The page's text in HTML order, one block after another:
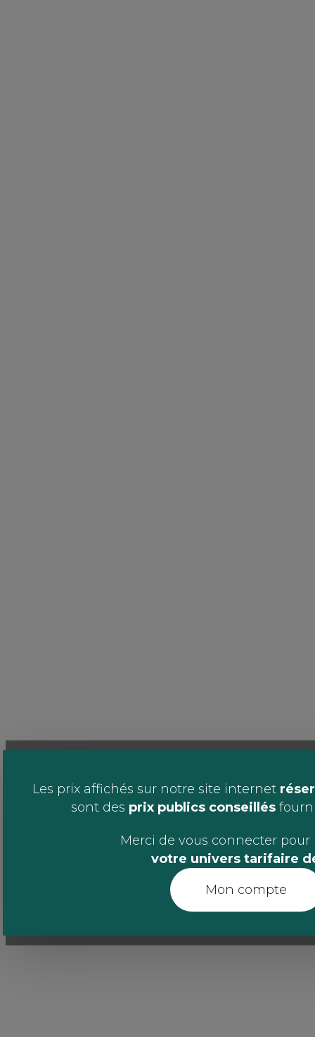
Les prix affichés sur notre site internet
sont des prix publics conseillés
Merci de vous connecter pour
votre univers tarifaire
Mon compte